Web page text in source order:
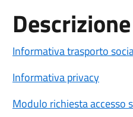
Descrizione
Informativa trasporto
Informativa privacy
Modulo richiesta accesso